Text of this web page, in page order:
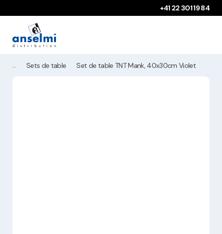
+41 22 301 19 84
Sets de table Set de table TNT Mank, 40x30cm Violet